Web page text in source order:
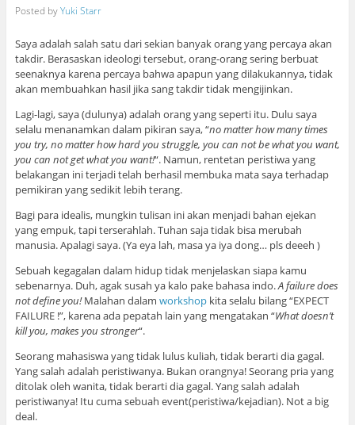
Posted byYuki Starr
Saya adalah salah satu dari sekian banyak orang yang percaya akan
takdir. Berasaskan ideologi tersebut, orang-orang sering berbuat
seenaknya karena percaya bahwa apapun yang dilakukannya, tidak
akan membuahkan hasil jika sang takdir tidak mengijinkan.
Lagi-lagi, saya (dulunya) adalah orang yang seperti itu. Dulu saya
selalu menanamkan dalam pikiran saya, “no matter how many times
you try, no matter how hard you struggle, you can not be what you want,
you can not get what you want!“. Namun, rentetan peristiwa yang
belakangan ini terjadi telah berhasil membuka mata saya terhadap
pemikiran yang sedikit lebih terang.
Bagi para idealis, mungkin tulisan ini akan menjadi bahan ejekan
yang empuk, tapi terserahlah. Tuhan saja tidak bisa merubah
manusia. Apalagi saya. (Ya eya lah, masa ya iya dong… pls deeeh )
Sebuah kegagalan dalam hidup tidak menjelaskan siapa kamu
sebenarnya. Duh, agak susah ya kalo pake bahasa indo.A failure does
not define you!Malahan dalam workshopkita selalu bilang “EXPECT
FAILURE !”, karena ada pepatah lain yang mengatakan “What doesn’t
kill you, makes you stronger“.
Seorang mahasiswa yang tidak lulus kuliah, tidak berarti dia gagal.
Yang salah adalah peristiwanya. Bukan orangnya! Seorang pria yang
ditolak oleh wanita, tidak berarti dia gagal. Yang salah adalah
peristiwanya! Itu cuma sebuah event(peristiwa/kejadian). Not a big
deal.